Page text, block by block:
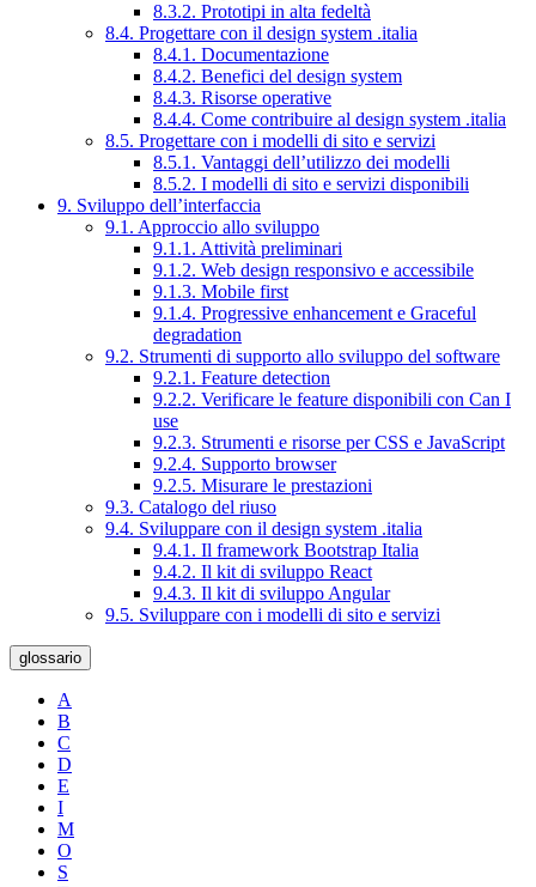
8.3.2. Prototipi in alta fedeltà
8.4. Progettare con il design system .italia
8.4.1. Documentazione
8.4.2. Benefici del design system
8.4.3. Risorse operative
8.4.4. Come contribuire al design system .italia
8.5. Progettare con i modelli di sito e servizi
8.5.1. Vantaggi dell’utilizzo dei modelli
8.5.2. I modelli di sito e servizi disponibili
9. Sviluppo dell’interfaccia
9.1. Approccio allo sviluppo
9.1.1. Attività preliminari
9.1.2. Web design responsivo e accessibile
9.1.3. Mobile first
9.1.4. Progressive enhancement e Graceful
degradation
9.2. Strumenti di supporto allo sviluppo del software
9.2.1. Feature detection
9.2.2. Verificare le feature disponibili con Can I
use
9.2.3. Strumenti e risorse per CSS e JavaScript
9.2.4. Supporto browser
9.2.5. Misurare le prestazioni
9.3. Catalogo del riuso
9.4. Sviluppare con il design system .italia
9.4.1. Il framework Bootstrap Italia
9.4.2. Il kit di sviluppo React
9.4.3. Il kit di sviluppo Angular
9.5. Sviluppare con i modelli di sito e servizi
glossario
A
B
C
D
E
I
M
O
S